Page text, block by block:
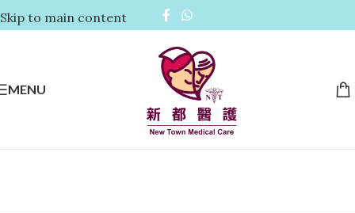
Skip to main content
MENU